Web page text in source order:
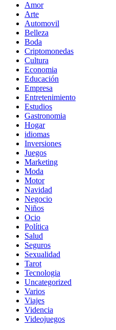
Amor
Arte
Automovil
Belleza
Boda
Criptomonedas
Cultura
Economia
Educación
Empresa
Entretenimiento
Estudios
Gastronomia
Hogar
idiomas
Inversiones
Juegos
Marketing
Moda
Motor
Navidad
Negocio
Niños
Ocio
Política
Salud
Seguros
Sexualidad
Tarot
Tecnologia
Uncategorized
Varios
Viajes
Videncia
Videojuegos